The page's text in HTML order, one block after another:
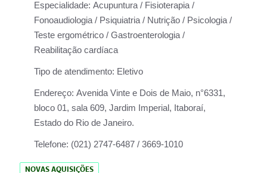
Especialidade: Acupuntura / Fisioterapia /
Fonoaudiologia / Psiquiatria / Nutrição / Psicologia /
Teste ergométrico / Gastroenterologia /
Reabilitação cardíaca
Tipo de atendimento: Eletivo
Endereço: Avenida Vinte e Dois de Maio, n°6331,
bloco 01, sala 609, Jardim Imperial, Itaboraí,
Estado do Rio de Janeiro.
Telefone: (021) 2747-6487 / 3669-1010
NOVAS AQUISIÇÕES